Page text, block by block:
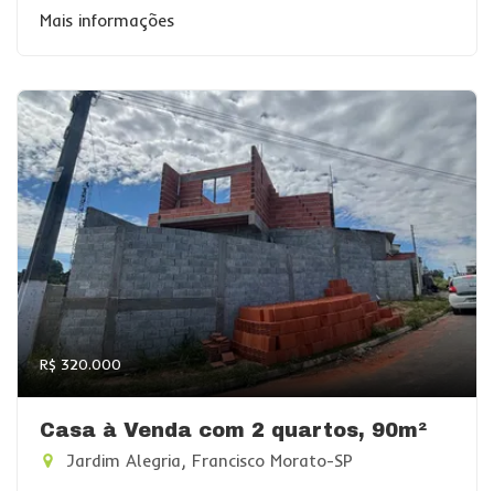
Mais informações
R$ 320.000
Casa à Venda com 2 quartos, 90m²
Jardim Alegria, Francisco Morato-SP